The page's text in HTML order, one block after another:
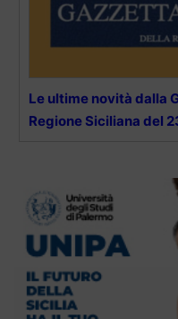
Le ultime novità dalla
Regione Siciliana del